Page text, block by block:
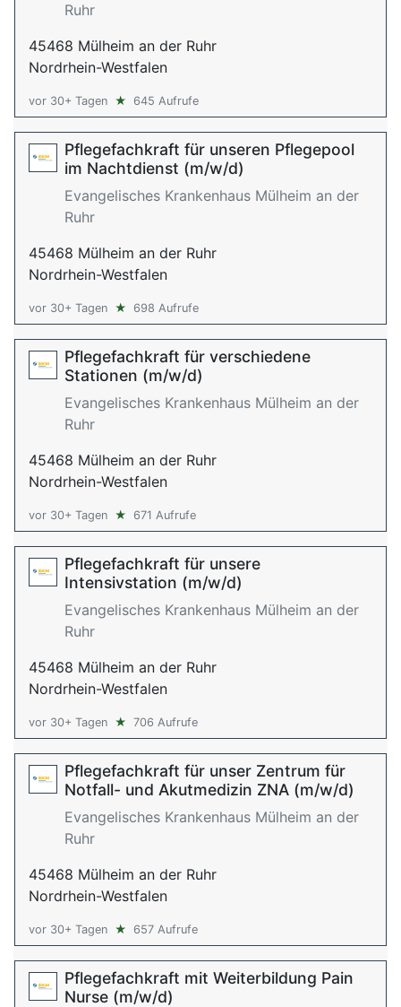
Ruhr
45468 Mülheim an der Ruhr
Nordrhein-Westfalen
vor 30+ Tagen ★ 645 Aufrufe
Pflegefachkraft für unseren Pflegepool
im Nachtdienst (m/w/d)
Evangelisches Krankenhaus Mülheim an der
Ruhr
45468 Mülheim an der Ruhr
Nordrhein-Westfalen
vor 30+ Tagen ★ 698 Aufrufe
Pflegefachkraft für verschiedene
Stationen (m/w/d)
Evangelisches Krankenhaus Mülheim an der
Ruhr
45468 Mülheim an der Ruhr
Nordrhein-Westfalen
vor 30+ Tagen ★ 671 Aufrufe
Pflegefachkraft für unsere
Intensivstation (m/w/d)
Evangelisches Krankenhaus Mülheim an der
Ruhr
45468 Mülheim an der Ruhr
Nordrhein-Westfalen
vor 30+ Tagen ★ 706 Aufrufe
Pflegefachkraft für unser Zentrum für
Notfall- und Akutmedizin ZNA (m/w/d)
Evangelisches Krankenhaus Mülheim an der
Ruhr
45468 Mülheim an der Ruhr
Nordrhein-Westfalen
vor 30+ Tagen ★ 657 Aufrufe
Pflegefachkraft mit Weiterbildung Pain
Nurse (m/w/d)